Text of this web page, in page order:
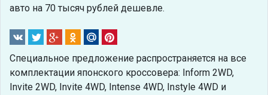
авто на 70 тысяч рублей дешевле.
Специальное предложение распространяется на все
комплектации японского кроссовера: Inform 2WD,
Invite 2WD, Invite 4WD, Intense 4WD, Instyle 4WD и